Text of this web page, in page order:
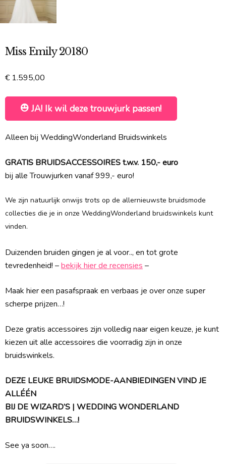
Miss Emily 20180
€1.595,00
JA! Ik wil deze trouwjurk passen!
Alleen bij WeddingWonderland Bruidswinkels
GRATIS BRUIDSACCESSOIRES t.w.v. 150,- euro
bij alle Trouwjurken vanaf 999,- euro!
We zijn natuurlijk onwijs trots op de allernieuwste bruidsmode
collecties die je in onze WeddingWonderland bruidswinkels kunt
vinden.
Duizenden bruiden gingen je al voor.., en tot grote
tevredenheid! –bekijk hier de recensies–
Maak hier een pasafspraak en verbaas je over onze super
scherpe prijzen…!
Deze gratis accessoires zijn volledig naar eigen keuze, je kunt
kiezen uit alle accessoires die voorradig zijn in onze
bruidswinkels.
DEZE LEUKE BRUIDSMODE-AANBIEDINGEN VIND JE
ALLÉÉN
BIJ DE WIZARD’S | WEDDING WONDERLAND
BRUIDSWINKELS…!
See ya soon….